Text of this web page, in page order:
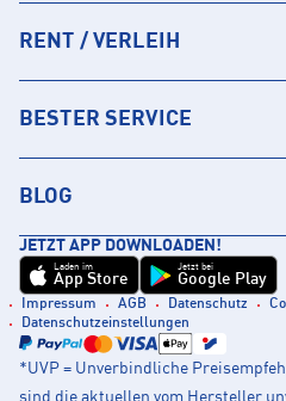
RENT / VERLEIH
BESTER SERVICE
BLOG
JETZT APP DOWNLOADEN!
Laden im
App Store
Jetzt bei
Google Play
Impressum AGB Datenschutz
Datenschutzeinstellungen
*UVP = Unverbindliche
sind die aktuellen vom Hersteller